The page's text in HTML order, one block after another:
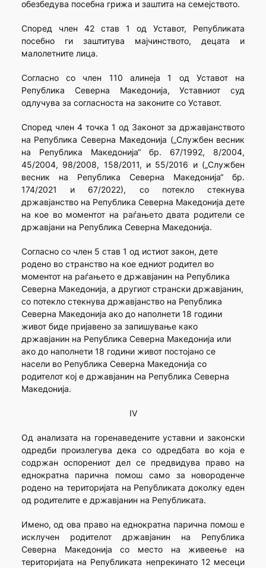
обезбедува посебна грижа и заштита на семејството.
Според член 42 став 1 од Уставот, Републиката
посебно ги заштитува мајчинството, децата и
малолетните лица.
Согласно со член 110 алинеја 1 од Уставот на
Република Северна Македонија, Уставниот суд
одлучува за согласноста на законите со Уставот.
Според член 4 точка 1 од Законот за државјанството
на Република Северна Македонија („Службен весник
на Република Македонија“ бр. 67/1992, 8/2004,
45/2004, 98/2008, 158/2011, и 55/2016 и („Службен
весник на Република Северна Македонија“ бр.
174/2021 и 67/2022), со потекло стекнува
државјанство на Република Северна Македонија дете
на кое во моментот на раѓањето двата родители се
државјани на Република Северна Македонија.
Согласно со член 5 став 1 од истиот закон, дете
родено во странство на кое едниот родител во
моментот на раѓањето е државјанин на Република
Северна Македонија, а другиот странски државјанин,
со потекло стекнува државјанство на Република
Северна Македонија ако до наполнети 18 години
живот биде пријавено за запишување како
државјанин на Република Северна Македонија или
ако до наполнети 18 години живот постојано се
насели во Република Северна Македонија со
родителот кој е државјанин на Република Северна
Македонија.
IV
Од анализата на горенаведените уставни и законски
одредби произлегува дека со одредбата во која е
содржан оспорениот дел се предвидува право на
еднократна парична помош само за новороденче
родено на територијата на Републиката доколку еден
од родителите е државјанин на Републиката.
Имено, од ова право на еднократна парична помош е
исклучен родителот државјанин на Република
Северна Македонија со место на живеење на
територијата на Републиката непрекинато 12 месеци